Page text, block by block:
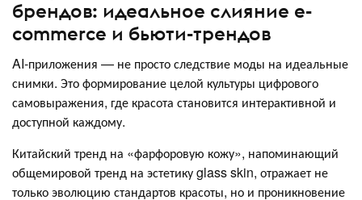
брендов: идеальное слияние e-
commerce и бьюти-трендов
AI-приложения — не просто следствие моды на идеальные
снимки. Это формирование целой культуры цифрового
самовыражения, где красота становится интерактивной и
доступной каждому.
Китайский тренд на «фарфоровую кожу», напоминающий
общемировой тренд на эстетику glass skin, отражает не
только эволюцию стандартов красоты, но и проникновение